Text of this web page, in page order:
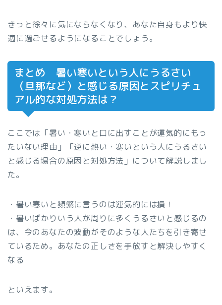
きっと徐々に気にならなくなり、あなた自身もより快
適に過ごせるようになることでしょう。
まとめ 暑い寒いという人にうるさい
（旦那など）と感じる原因とスピリチュ
アル的な対処方法は？
ここでは「暑い・寒いと口に出すことが運気的にもっ
たいない理由」「逆に熱い・寒いという人にうるさい
と感じる場合の原因と対処方法」について解説しまし
た。
・暑い寒いと頻繁に言うのは運気的には損！
・暑いばかりいう人が周りに多くうるさいと感じるの
は、今のあなたの波動がそのような人たちを引き寄せ
ているため。あなたの正しさを手放すと解決しやすく
なる
といえます。